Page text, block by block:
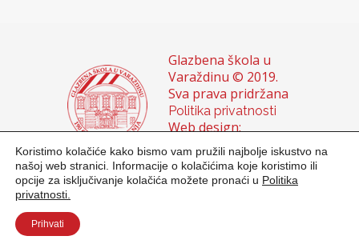
Glazbena škola u
Varaždinu © 2019.
Sva prava pridržana
Politika privatnosti
Web design:
Domagoj Sigur &
Sanja Buhin
Koristimo kolačiće kako bismo vam pružili najbolje iskustvo na
našoj web stranici. Informacije o kolačićima koje koristimo ili
opcije za isključivanje kolačića možete pronaći u Politika
privatnosti.
Prihvati